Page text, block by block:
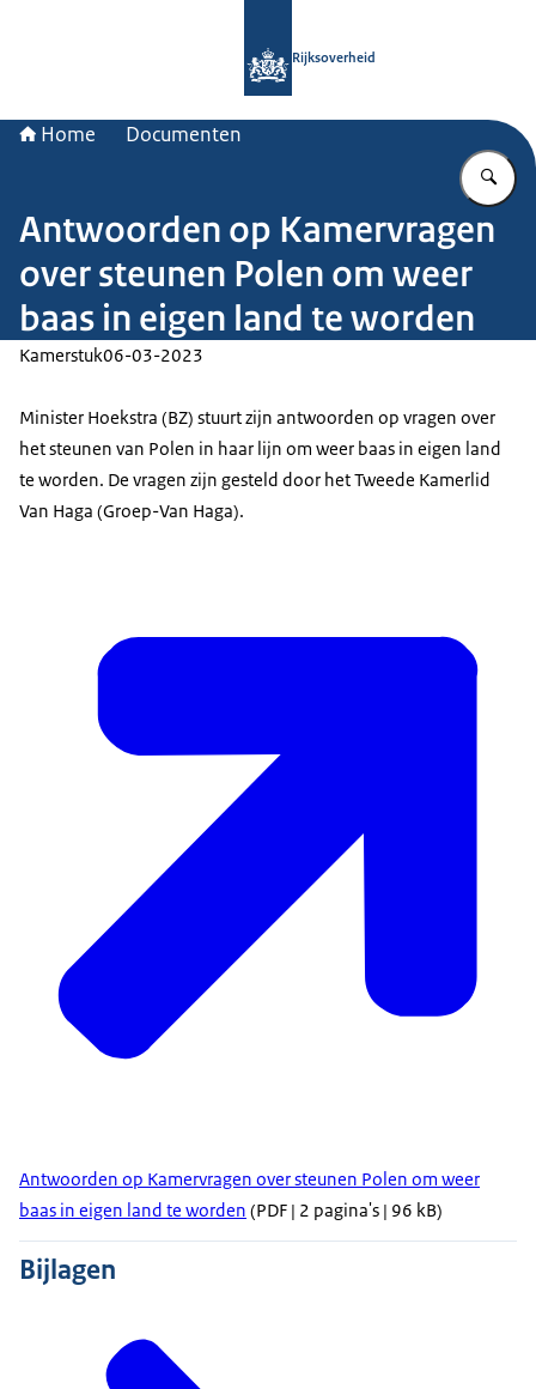
Rijksoverheid
Home Documenten
Antwoorden op Kamervragen
over steunen Polen om weer
baas in eigen land te worden
Kamerstuk06-03-2023
Minister Hoekstra (BZ) stuurt zijn antwoorden op vragen over
het steunen van Polen in haar lijn om weer baas in eigen land
te worden. De vragen zijn gesteld door het Tweede Kamerlid
Van Haga (Groep-Van Haga).
Antwoorden op Kamervragen over steunen Polen om weer
baas in eigen land te worden (PDF | 2 pagina's | 96 kB)
Bijlagen